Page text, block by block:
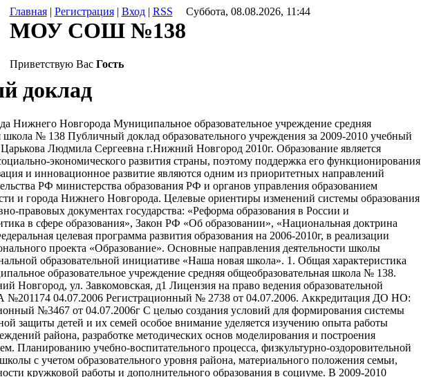
Главная| Регистрация| Вход| RSS Суббота, 08.08.2026, 11:44
МОУ СОШ №138
Приветствую Вас Гость
доклад
Нижнего Новгорода Муниципальное образовательное учреждение средняя
школа № 138 Публичный доклад образовательного учреждения за 2009-2010 учебный
Людмила Сергеевна г.Нижний Новгород 2010г. Образование является
экономического развития страны, поэтому поддержка его функционирования
и инновационное развитие являются одним из приоритетных направлений
РФ министерства образования РФ и органов управления образованием
и города Нижнего Новгорода. Целевые ориентиры изменений системы образования
правовых документах государства: «Реформа образования в России и
в сфере образования», Закон РФ «Об образовании», «Национальная доктрина
целевая программа развития образования на 2006-2010г, в реализации
проекта «Образование». Основные направления деятельности школы
образовательной инициативе «Наша новая школа». 1. Общая характеристика
образовательное учреждение средняя общеобразовательная школа № 138.
Новгород, ул. Завкомовская, д1 Лицензия на право ведения образовательной
А №201174 04.07.2006 Регистрационный № 2738 от 04.07.2006. Аккредитация ДО НО:
№3467 от 04.07.2006г С целью создания условий для формирования системы
защиты детей и их семей особое внимание уделяется изучению опыта работы
района, разработке методических основ моделирования и построения
Планированию учебно-воспитательного процесса, физкультурно-оздоровительной
с учетом образовательного уровня района, материального положения семьи,
кружковой работы и дополнительного образования в социуме. В 2009-2010